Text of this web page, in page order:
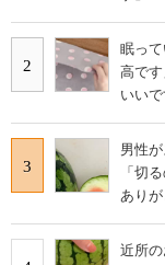
2
眠っ
高で
いいで
3
男性
「切
ありが
近所